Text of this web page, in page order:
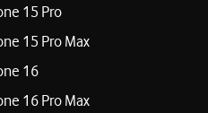
15 Pro
15 Pro Max
16
16 Pro Max